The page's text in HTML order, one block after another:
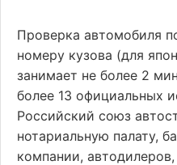
Проверка автомобиля
номеру кузова (для
занимает не более 2
более 13 официальных
Российский союз
нотариальную палату,
компании,